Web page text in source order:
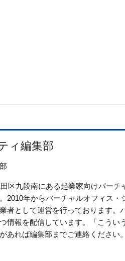
ィ編集部
区九段南にある起業家向けバーチ
2010年からバーチャルオフィス・
者として運営を行っております。
情報を配信しています。「こうい
あれば編集部までご連絡ください。